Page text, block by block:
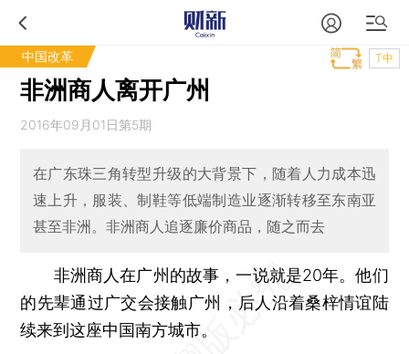
中国改革 T中
非洲商人离开广州
2016年09月01日第5期
在广东珠三角转型升级的大背景下，随着人力成本迅
速上升，服装、制鞋等低端制造业逐渐转移至东南亚
甚至非洲。非洲商人追逐廉价商品，随之而去
非洲商人在广州的故事，一说就是20年。他们
的先辈通过广交会接触广州，后人沿着桑梓情谊陆
续来到这座中国南方城市。